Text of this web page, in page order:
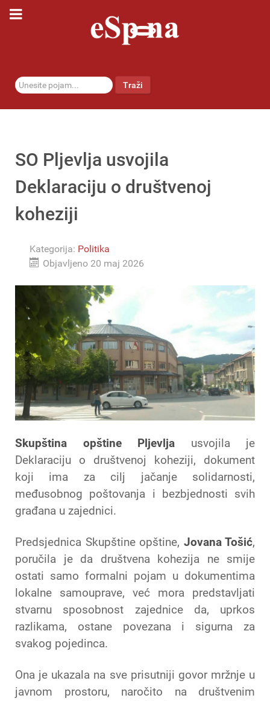
traži... Traži
SO Pljevlja usvojila
Deklaraciju o društvenoj
koheziji
Kategorija: Politika
Objavljeno 20 maj 2026
Skupština opštine Pljevlja usvojila je
Deklaraciju o društvenoj koheziji, dokument
koji ima za cilj jačanje solidarnosti,
međusobnog poštovanja i bezbjednosti svih
građana u zajednici.
Predsjednica Skupštine opštine, Jovana Tošić,
poručila je da društvena kohezija ne smije
ostati samo formalni pojam u dokumentima
lokalne samouprave, već mora predstavljati
stvarnu sposobnost zajednice da, uprkos
razlikama, ostane povezana i sigurna za
svakog pojedinca.
Ona je ukazala na sve prisutniji govor mržnje u
javnom prostoru, naročito na društvenim